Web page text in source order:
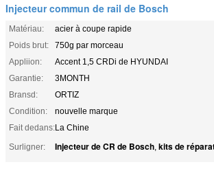
Injecteur commun de rail de Bosch
Matériau:
acier à coupe rapide
Poids brut:
750g par morceau
Appliion:
Accent 1,5 CRDi de HYUNDAI
Garantie:
3MONTH
Bransd:
ORTIZ
Condition:
nouvelle marque
Fait dedans:La Chine
Surligner:
Injecteur de CR de Bosch, kits de